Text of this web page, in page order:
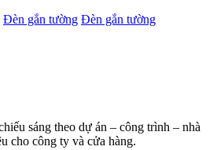
Đèn gắn tường Đèn gắn tường
sáng theo dự án – công trình – nhà
cho công ty và cửa hàng.